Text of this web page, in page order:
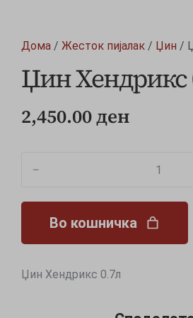
Дома / Жесток пијалак / Џин /
Џин Хендрикс
2,450.00ден
﹣
Во кошничка
Џин Хендрикс 0.7л